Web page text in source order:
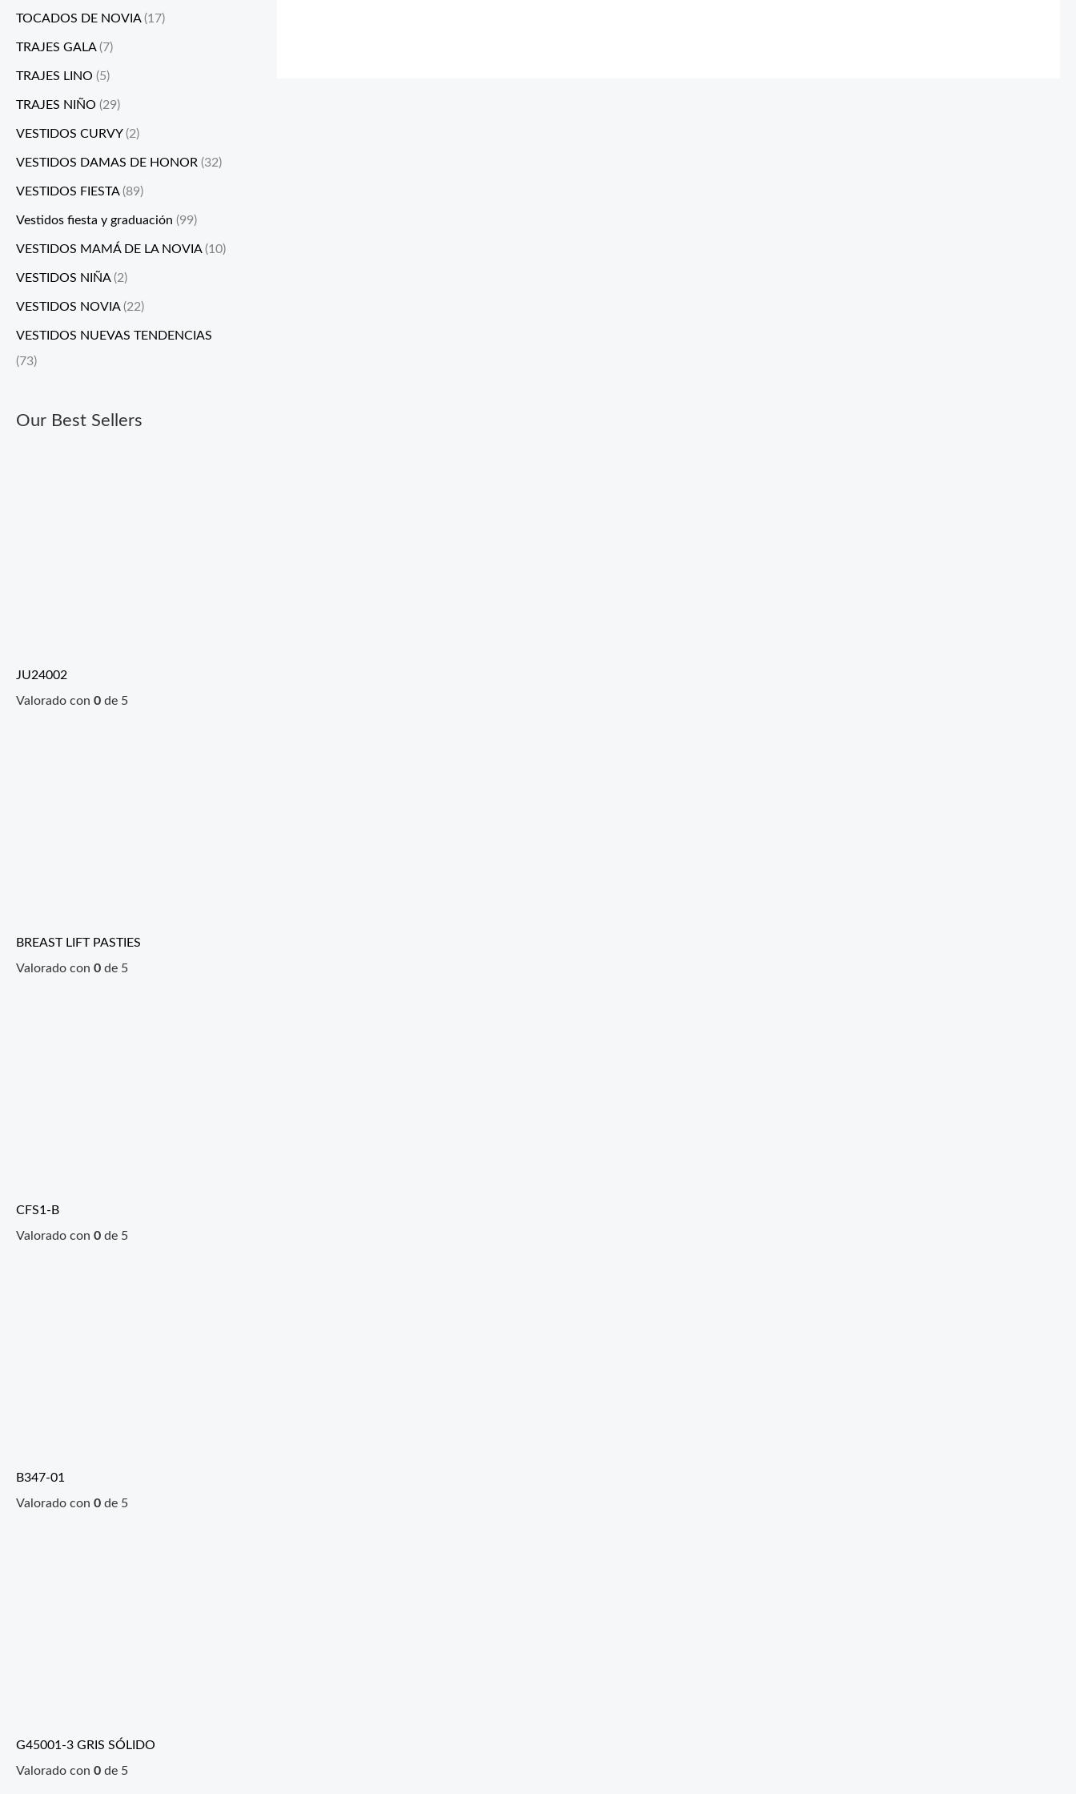
TOCADOS DE NOVIA (17)
TRAJES GALA (7)
TRAJES LINO (5)
TRAJES NIÑO (29)
VESTIDOS CURVY (2)
VESTIDOS DAMAS DE HONOR (32)
VESTIDOS FIESTA (89)
Vestidos fiesta y graduación (99)
VESTIDOS MAMÁ DE LA NOVIA (10)
VESTIDOS NIÑA (2)
VESTIDOS NOVIA (22)
VESTIDOS NUEVAS TENDENCIAS
(73)
Our Best Sellers
JU24002
Valorado con 0 de 5
BREAST LIFT PASTIES
Valorado con 0 de 5
CFS1-B
Valorado con 0 de 5
B347-01
Valorado con 0 de 5
G45001-3 GRIS SÓLIDO
Valorado con 0 de 5